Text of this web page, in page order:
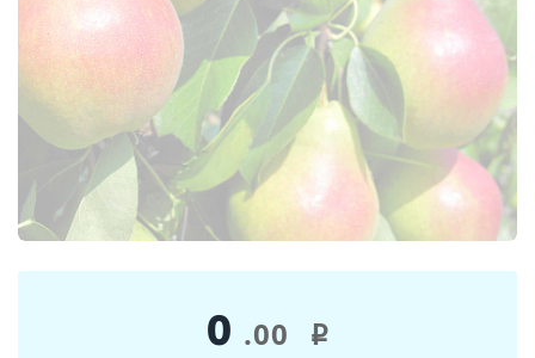
0 .00 i